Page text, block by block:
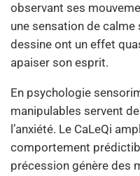
observant ses
une sensation de calme
dessine ont un effet
apaiser son esprit.
En psychologie
manipulables servent
l’anxiété. Le CaLeQi
comportement
précession génère des